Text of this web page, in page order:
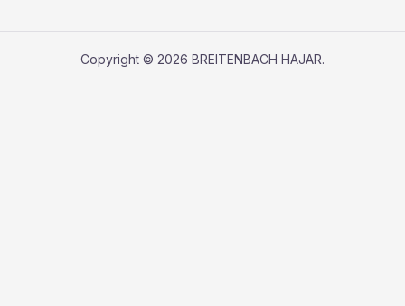
Copyright © 2026 BREITENBACH HAJAR.